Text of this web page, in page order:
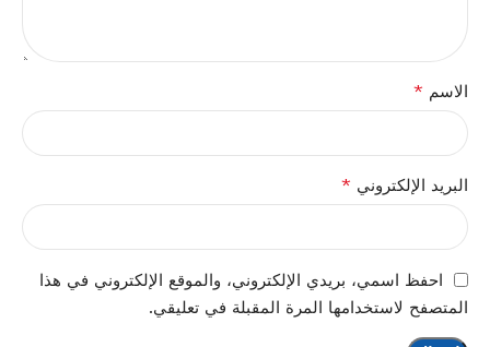
الاسم *
البريد الإلكتروني *
احفظ اسمي، بريدي الإلكتروني، والموقع الإلكتروني في هذا
المتصفح لاستخدامها المرة المقبلة في تعليقي.